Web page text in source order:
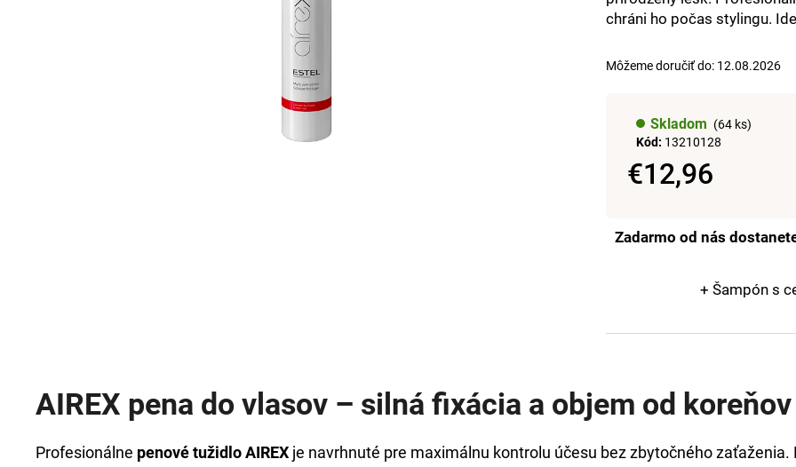
chráni ho počas stylingu.
Môžeme doručiť do: 12.08.2026
Skladom (64 ks)
Kód: 13210128
€12,96
Zadarmo od nás
+ Šampón s
AIREX pena do vlasov – silná fixácia a objem od koreňov
Profesionálne penové tužidlo AIREX je navrhnuté pre maximálnu kontrolu účesu bez zbytočného zaťaženia.
+DE LUXE FARBA 3/0 TMAVOHNEDÁ
+DE LUXE FARBA 1/0 ČIERNA 60ML
DE LUXE
€43,43